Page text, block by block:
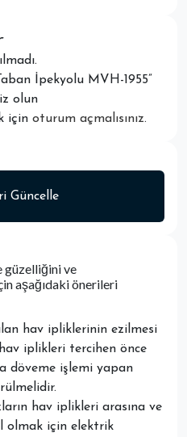
İpekyolu MVH-1955”
olun
için oturum açmalısınız.
Güncelle
güzelliğini ve
aşağıdaki önerileri
hav ipliklerinin ezilmesi
iplikleri tercihen önce
döveme işlemi yapan
hav iplikleri arasına ve
olmak için elektrik